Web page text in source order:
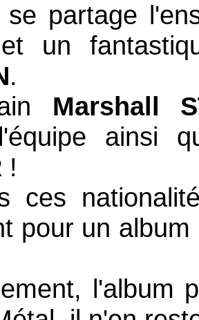
se partage
et un
.
Marshall
ainsi
!
ces
pour un
l'album